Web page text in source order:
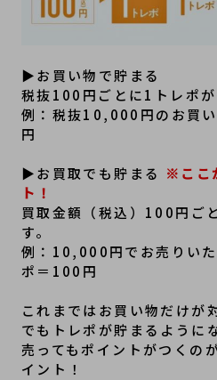
▶お買い物で貯まる
税抜100円ごとに1トレポが
例：税抜10,000円のお買
円
▶お買取でも貯まる ※ここ
ト！
買取金額（税込）100円ご
す。
例：10,000円でお売りい
ポ＝100円
これまではお買い物だけが
でもトレポが貯まるように
売ってもポイントがつくの
イント！